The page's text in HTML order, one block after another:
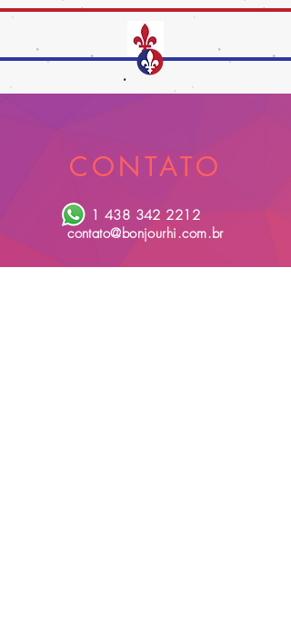
CONTATO
1 438 342 2212
contato@bonjourhi.com.br